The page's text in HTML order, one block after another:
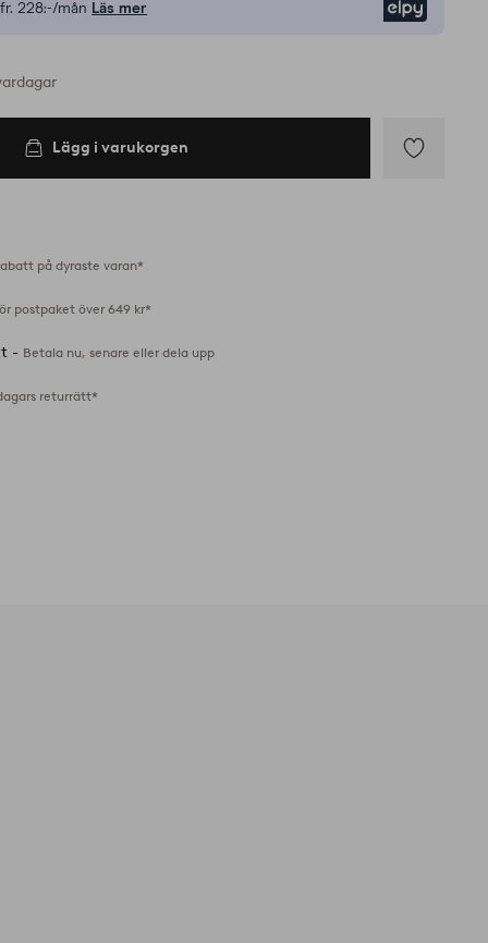
fr.228:-/mån Läs mer
Lägg i varukorgen
på dyraste varan*
postpaket över 649 kr*
- Betala nu, senare eller dela upp
returrätt*